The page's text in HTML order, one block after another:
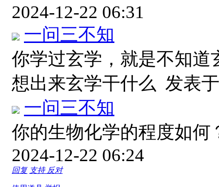
2024-12-22 06:31
一问三不知
你学过玄学，就是不知
想出来玄学干什么 发表
一问三不知
你的生物化学的程度如
2024-12-22 06:24
回复 支持 反对